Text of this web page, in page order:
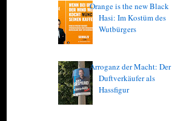
Orange is the new Black
Hasi: Im Kostüm des
Wutbürgers
Arroganz der Macht: Der
Duftverkäufer als
Hassfigur